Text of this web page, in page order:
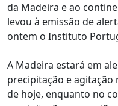
da Madeira e ao
levou à emissão de
ontem o Instituto
A Madeira estará em
precipitação e
de hoje, enquanto no